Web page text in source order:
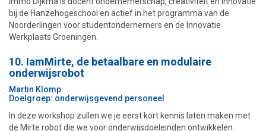
bij de Hanzehogeschool en actief in het programma van de
Noorderlingen voor studentondernemers en de Innovatie
Werkplaats Groeningen.
10. IamMirte, de betaalbare en modulaire
onderwijsrobot
Martin Klomp
Doelgroep: onderwijsgevend personeel
In deze workshop zullen we je eerst kort kennis laten maken met
de Mirte robot die we voor onderwijsdoeleinden ontwikkelen.